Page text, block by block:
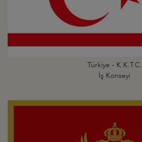
Türkiye - K.K.T.C.
İş Konseyi